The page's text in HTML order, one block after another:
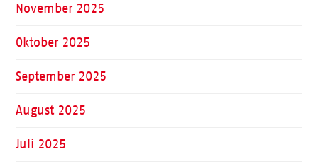
November 2025
Oktober 2025
September 2025
August 2025
Juli 2025